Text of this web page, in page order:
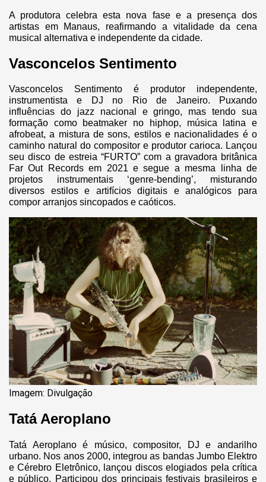
A produtora celebra esta nova fase e a presença dos
artistas em Manaus, reafirmando a vitalidade da cena
musical alternativa e independente da cidade.
Vasconcelos Sentimento
Vasconcelos Sentimento é produtor independente,
instrumentista e DJ no Rio de Janeiro. Puxando
influências do jazz nacional e gringo, mas tendo sua
formação como beatmaker no hiphop, música latina e
afrobeat, a mistura de sons, estilos e nacionalidades é o
caminho natural do compositor e produtor carioca. Lançou
seu disco de estreia “FURTO” com a gravadora britânica
Far Out Records em 2021 e segue a mesma linha de
projetos instrumentais ‘genre-bending’, misturando
diversos estilos e artifícios digitais e analógicos para
compor arranjos sincopados e caóticos.
Imagem: Divulgação
Tatá Aeroplano
Tatá Aeroplano é músico, compositor, DJ e andarilho
urbano. Nos anos 2000, integrou as bandas Jumbo Elektro
e Cérebro Eletrônico, lançou discos elogiados pela crítica
e público. Participou dos principais festivais brasileiros e